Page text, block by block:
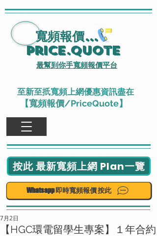
寬頻報價...
Price.Quote
最幫到你手寬頻報價平台
至新至扺寬頻上網優惠資訊盡在
【寬頻報價/PriceQuote】
按此 最新寬頻上網 Plan一覽
Whatsapp 即時寬頻報價 按此
【HGC環電留學生專案】１年合約
7月2日